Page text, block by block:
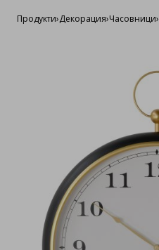
Продукти›Декорация›Часовници›